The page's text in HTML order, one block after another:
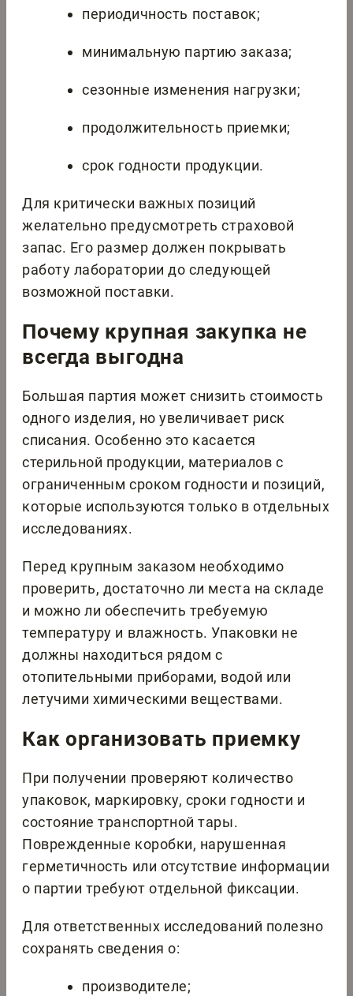
периодичность поставок;
минимальную партию заказа;
сезонные изменения нагрузки;
продолжительность приемки;
срок годности продукции.
Для критически важных позиций
желательно предусмотреть страховой
запас. Его размер должен покрывать
работу лаборатории до следующей
возможной поставки.
Почему крупная закупка не
всегда выгодна
Большая партия может снизить стоимость
одного изделия, но увеличивает риск
списания. Особенно это касается
стерильной продукции, материалов с
ограниченным сроком годности и позиций,
которые используются только в отдельных
исследованиях.
Перед крупным заказом необходимо
проверить, достаточно ли места на складе
и можно ли обеспечить требуемую
температуру и влажность. Упаковки не
должны находиться рядом с
отопительными приборами, водой или
летучими химическими веществами.
Как организовать приемку
При получении проверяют количество
упаковок, маркировку, сроки годности и
состояние транспортной тары.
Поврежденные коробки, нарушенная
герметичность или отсутствие информации
о партии требуют отдельной фиксации.
Для ответственных исследований полезно
сохранять сведения о:
производителе;